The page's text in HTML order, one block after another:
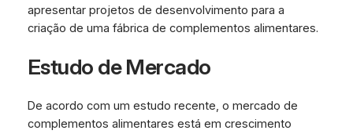
apresentar projetos de desenvolvimento para a
criação de uma fábrica de complementos alimentares.
Estudo de Mercado
De acordo com um estudo recente, o mercado de
complementos alimentares está em crescimento